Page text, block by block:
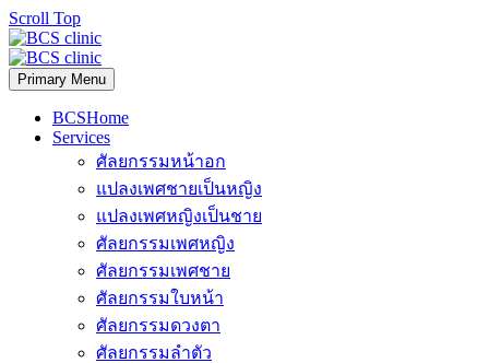
Scroll Top
Primary Menu
BCSHome
Services
ศัลยกรรมหน้าอก
แปลงเพศชายเป็นหญิง
แปลงเพศหญิงเป็นชาย
ศัลยกรรมเพศหญิง
ศัลยกรรมเพศชาย
ศัลยกรรมใบหน้า
ศัลยกรรมดวงตา
ศัลยกรรมลำตัว